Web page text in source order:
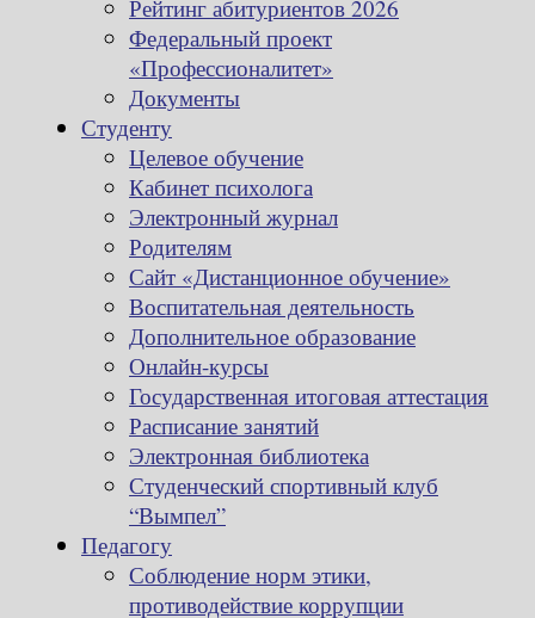
Рейтинг абитуриентов 2026
Федеральный проект
«Профессионалитет»
Документы
Студенту
Целевое обучение
Кабинет психолога
Электронный журнал
Родителям
Сайт «Дистанционное обучение»
Воспитательная деятельность
Дополнительное образование
Онлайн-курсы
Государственная итоговая аттестация
Расписание занятий
Электронная библиотека
Студенческий спортивный клуб
“Вымпел”
Педагогу
Соблюдение норм этики,
противодействие коррупции